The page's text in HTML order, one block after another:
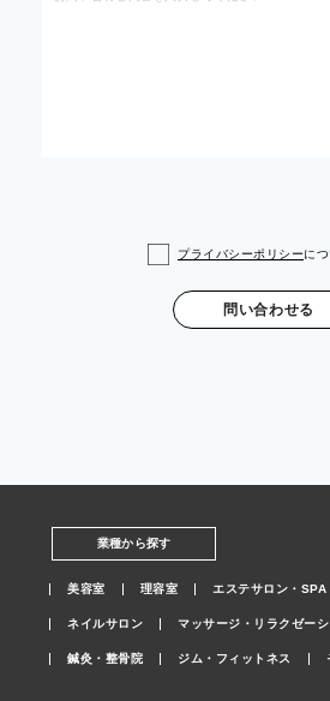
プライバシーポリシーに
問い合わせる
業種から探す
美容室 理容室 エステサロン・SPA
ネイルサロン マッサージ・リラクゼー
鍼灸・整骨院 ジム・フィットネス